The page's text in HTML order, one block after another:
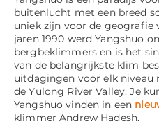
buitenlucht met een breed
uniek zijn voor de geografie
jaren 1990 werd Yangshuo
bergbeklimmers en is het
van de belangrijkste klim
uitdagingen voor elk niveau
de Yulong River Valley. Je
Yangshuo vinden in een
klimmer Andrew Hadesh.